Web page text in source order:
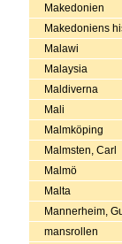
Makedonien
Makedoniens
Malawi
Malaysia
Maldiverna
Mali
Malmköping
Malmsten, Carl
Malmö
Malta
Mannerheim,
mansrollen